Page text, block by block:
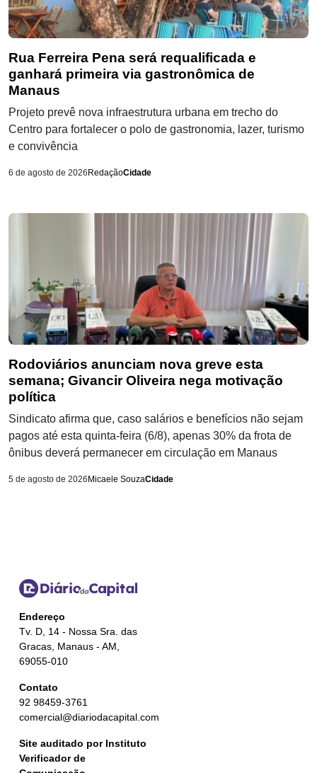
Rua Ferreira Pena será requalificada e
ganhará primeira via gastronômica de
Manaus
Projeto prevê nova infraestrutura urbana em trecho do
Centro para fortalecer o polo de gastronomia, lazer, turismo
e convivência
6 de agosto de 2026 RedaçãoCidade
Rodoviários anunciam nova greve esta
semana; Givancir Oliveira nega motivação
política
Sindicato afirma que, caso salários e benefícios não sejam
pagos até esta quinta-feira (6/8), apenas 30% da frota de
ônibus deverá permanecer em circulação em Manaus
5 de agosto de 2026 Micaele SouzaCidade
Endereço
Tv. D, 14 - Nossa Sra. das
Gracas, Manaus - AM,
69055-010
Contato
92 98459-3761
comercial@diariodacapital.com
Site auditado por Instituto
Verificador de